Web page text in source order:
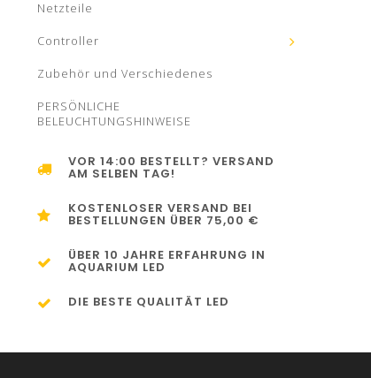
Netzteile
Controller
Zubehör und Verschiedenes
PERSÖNLICHE
BELEUCHTUNGSHINWEISE
VOR 14:00 BESTELLT? VERSAND
AM SELBEN TAG!
KOSTENLOSER VERSAND BEI
BESTELLUNGEN ÜBER 75,00 €
ÜBER 10 JAHRE ERFAHRUNG IN
AQUARIUM LED
DIE BESTE QUALITÄT LED